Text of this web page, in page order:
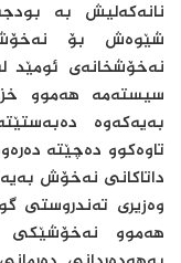
نانەکەلیش بە
شێوەش بۆ
نەخۆشخانەی ئومێد
سیستەمە هەموو
بەیەکەوە
تاوەکوو دەچێتە
داتاکانی نەخۆش
وەزیری تەندروستی
هەموو نەخۆشێکی